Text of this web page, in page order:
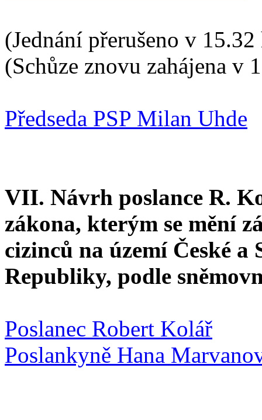
(Jednání přerušeno v
(Schůze znovu zahájena v
Předseda PSP Milan Uhde
VII. Návrh poslance R.
zákona, kterým se mění
cizinců na území České a
Republiky, podle
Poslanec Robert Kolář
Poslankyně Hana